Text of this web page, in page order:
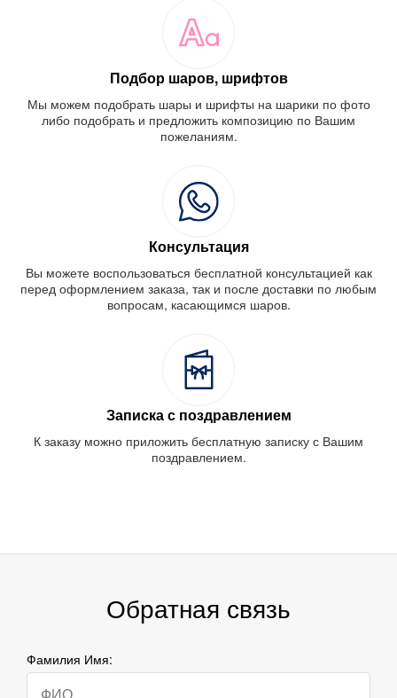
Подбор шаров, шрифтов
Мы можем подобрать шары и шрифты на шарики по фото
либо подобрать и предложить композицию по Вашим
пожеланиям.
Консультация
Вы можете воспользоваться бесплатной консультацией как
перед оформлением заказа, так и после доставки по любым
вопросам, касающимся шаров.
Записка с поздравлением
К заказу можно приложить бесплатную записку с Вашим
поздравлением.
Обратная связь
Фамилия Имя: